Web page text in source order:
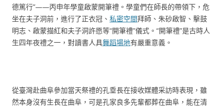
德篤行”——丙申年學童啟蒙開筆禮。學童們在師長的帶領下，危
坐在夫子洞前，進行了正衣冠、 私密空間拜師、朱砂啟智、擊鼓
明志、啟蒙描紅和夫子洞許愿等“開筆禮”儀式。“開筆禮”是古時人
生四年夜禮之一，對讀書人具舞蹈場地有嚴重意義。
從臺灣赴曲阜參加當天祭禮的孔垂長在接收媒體采訪時表現，雖
然本身沒有生長在曲阜，可是孔家良多先輩都葬在曲阜，能在清